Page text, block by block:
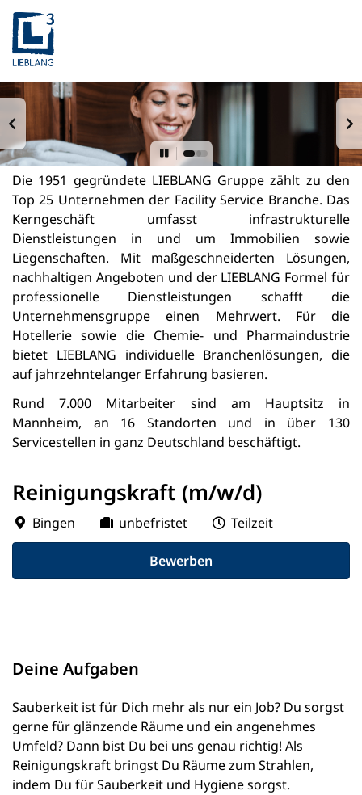
Reinigungskraft (m/w/d)
Bingen unbefristet Teilzeit
Bewerben
Die 1951 gegründete LIEBLANG Gruppe zählt zu den
Top 25 Unternehmen der Facility Service Branche. Das
Kerngeschäft umfasst infrastrukturelle
Dienstleistungen in und um Immobilien sowie
Liegenschaften. Mit maßgeschneiderten Lösungen,
nachhaltigen Angeboten und der LIEBLANG Formel für
professionelle Dienstleistungen schafft die
Unternehmensgruppe einen Mehrwert. Für die
Hotellerie sowie die Chemie- und Pharmaindustrie
bietet LIEBLANG individuelle Branchenlösungen, die
auf jahrzehntelanger Erfahrung basieren.
Rund 7.000 Mitarbeiter sind am Hauptsitz in
Mannheim, an 16 Standorten und in über 130
Servicestellen in ganz Deutschland beschäftigt.
Deine Aufgaben
Sauberkeit ist für Dich mehr als nur ein Job? Du sorgst
gerne für glänzende Räume und ein angenehmes
Umfeld? Dann bist Du bei uns genau richtig! Als
Reinigungskraft bringst Du Räume zum Strahlen,
indem Du für Sauberkeit und Hygiene sorgst.